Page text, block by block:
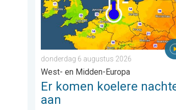
donderdag 6 augustus 2026
West- en Midden-Europa
Er komen koelere
aan